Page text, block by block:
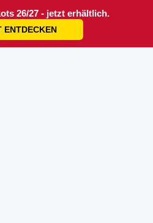
26/27 - jetzt erhältlich.
ENTDECKEN